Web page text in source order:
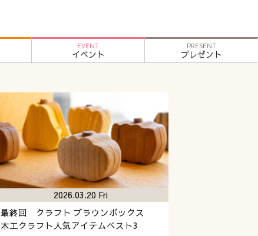
EVENT
イベント
PRESENT
プレゼント
最終回 クラフト ブラウンボックス
木工クラフト人気アイテムベスト3
2026.03.20 Fri